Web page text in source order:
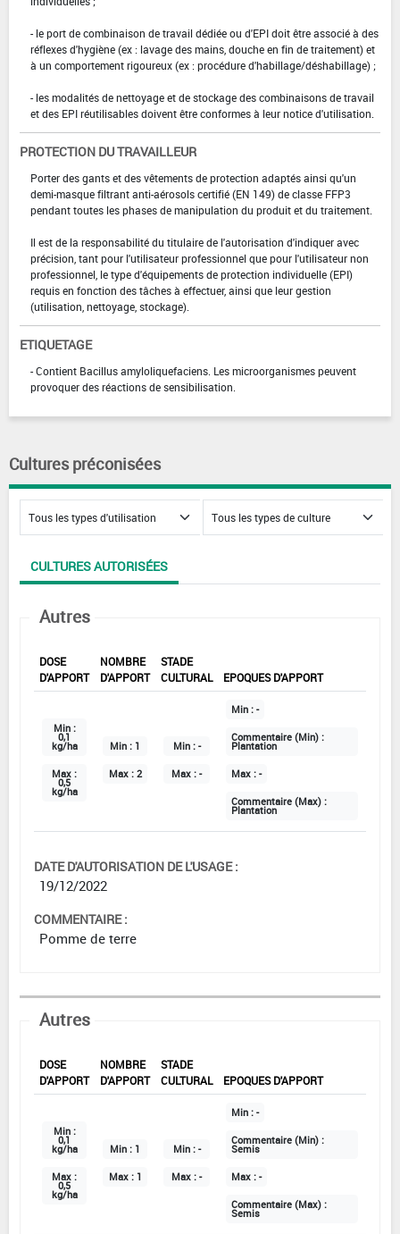
- le port de combinaison de travail dédiée ou d'EPI doit être associé à des
réflexes d'hygiène (ex : lavage des mains, douche en fin de traitement) et
à un comportement rigoureux (ex : procédure d'habillage/déshabillage) ;
- les modalités de nettoyage et de stockage des combinaisons de travail
et des EPI réutilisables doivent être conformes à leur notice d'utilisation.
PROTECTION DU TRAVAILLEUR
Porter des gants et des vêtements de protection adaptés ainsi qu'un
demi-masque filtrant anti-aérosols certifié (EN 149) de classe FFP3
pendant toutes les phases de manipulation du produit et du traitement.
Il est de la responsabilité du titulaire de l'autorisation d'indiquer avec
précision, tant pour l'utilisateur professionnel que pour l'utilisateur non
professionnel, le type d'équipements de protection individuelle (EPI)
requis en fonction des tâches à effectuer, ainsi que leur gestion
(utilisation, nettoyage, stockage).
ETIQUETAGE
- Contient Bacillus amyloliquefaciens. Les microorganismes peuvent
provoquer des réactions de sensibilisation.
Cultures préconisées
CULTURES AUTORISÉES
Autres
DOSE
D'APPORT
NOMBRE
D'APPORT
STADE
CULTURAL
EPOQUES D'APPORT
Min :
0,1
kg/ha
Max :
0,5
kg/ha
Min : 1
Max : 2
Min : -
Max : -
Min : -
Commentaire (Min) :
Plantation
Max : -
Commentaire (Max) :
Plantation
DATE D'AUTORISATION DE L'USAGE :
19/12/2022
COMMENTAIRE :
Pomme de terre
Autres
DOSE
D'APPORT
NOMBRE
D'APPORT
STADE
CULTURAL
EPOQUES D'APPORT
Min :
0,1
kg/ha
Max :
0,5
kg/ha
Min : 1
Max : 1
Min : -
Max : -
Min : -
Commentaire (Min) :
Semis
Max : -
Commentaire (Max) :
Semis